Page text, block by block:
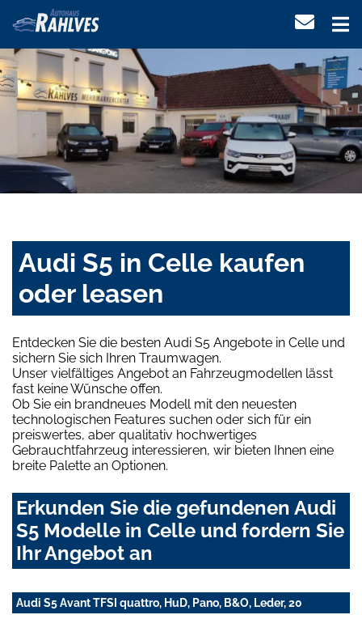
Audi S5 in Celle kaufen
oder leasen
Entdecken Sie die besten Audi S5 Angebote in Celle und
sichern Sie sich Ihren Traumwagen.
Unser vielfältiges Angebot an Fahrzeugmodellen lässt
fast keine Wünsche offen.
Ob Sie ein brandneues Modell mit den neuesten
technologischen Features suchen oder sich für ein
preiswertes, aber qualitativ hochwertiges
Gebrauchtfahrzeug interessieren, wir bieten Ihnen eine
breite Palette an Optionen.
Erkunden Sie die gefundenen Audi
S5 Modelle in Celle und fordern Sie
Ihr Angebot an
Audi S5 Avant TFSI quattro, HuD, Pano, B&O, Leder, 20